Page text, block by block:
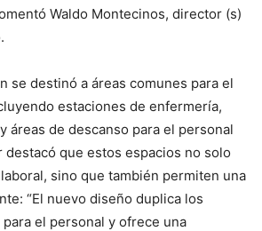
Waldo Montecinos, director (s)
se destinó a áreas comunes para el
estaciones de enfermería,
áreas de descanso para el personal
que estos espacios no solo
sino que también permiten una
“El nuevo diseño duplica los
el personal y ofrece una